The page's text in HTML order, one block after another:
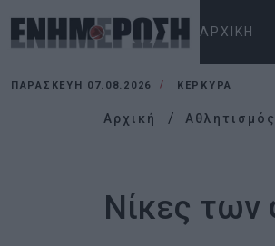
ΑΡΧΙΚΉ
ΠΑΡΑΣΚΕΥΉ 07.08.2026 ΚΕΡΚΥΡΑ
Αρχική Αθλητισμός
Νίκες των